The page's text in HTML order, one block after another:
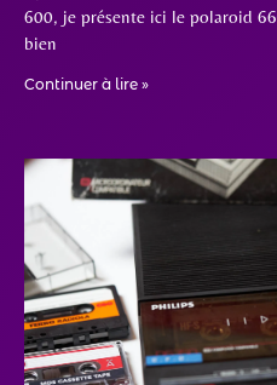
600, je présente ici le polaroid
bien
Continuer à lire »